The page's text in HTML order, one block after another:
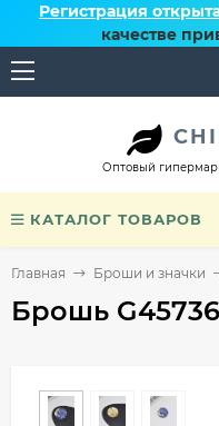
Регистрация
качестве
Оптовый
КАТАЛОГ ТОВАРОВ
Главная Броши и значки
Брошь G45736